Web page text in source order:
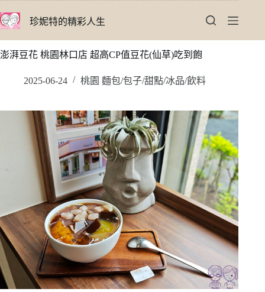
至
要
珍妮特的精彩人生
澎湃豆花 桃園林口店 超高CP值豆花(仙草)吃到飽
2025-06-24 桃園 麵包/包子/甜點/冰品/飲料